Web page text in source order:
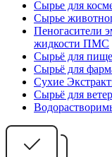
Сырье для
Сырье
Пеногасители
жидкости ПМС
Сырьё для
Сырьё для
Сухие
Сырьё для